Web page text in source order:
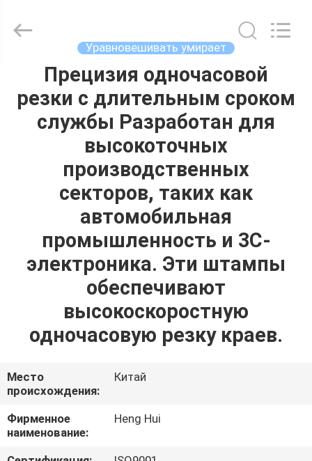
ДОМ
ПРОДУКТЫ
ВИДЕО
ПУТЕШЕСТВИЕ
ФАБРИКИ
ПРОВЕРКА
КАЧЕСТВА
СВЯЖИТЕСЬ
МЫ
Уравновешивать умирает
Прецизия одночасовой
резки с длительным сроком
службы Разработан для
высокоточных
производственных
секторов, таких как
автомобильная
промышленность и 3C-
электроника. Эти штампы
обеспечивают
высокоскоростную
одночасовую резку краев.
Место
происхождения:
Китай
Фирменное
наименование:
Heng Hui